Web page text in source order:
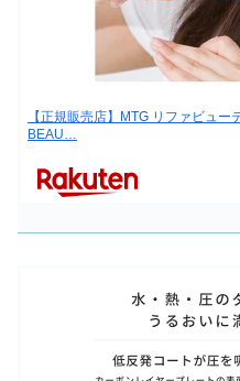
【正規販売店】MTG リファビュ
BEAU…